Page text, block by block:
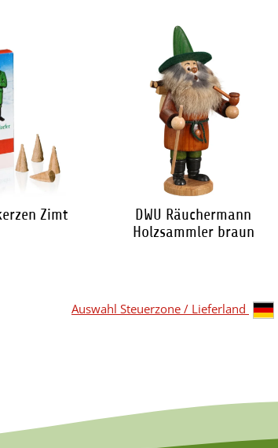
Zimt
DWU Räuchermann
Holzsammler braun
Auswahl Steuerzone / Lieferland